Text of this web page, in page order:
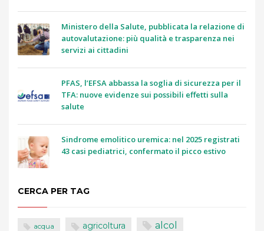
Ministero della Salute, pubblicata la relazione di
autovalutazione: più qualità e trasparenza nei
servizi ai cittadini
PFAS, l’EFSA abbassa la soglia di sicurezza per il
TFA: nuove evidenze sui possibili effetti sulla
salute
Sindrome emolitico uremica: nel 2025 registrati
43 casi pediatrici, confermato il picco estivo
CERCA PER TAG
acqua agricoltura alcol